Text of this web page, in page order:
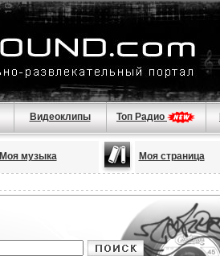
Видеоклипы Топ Радио
Моя музыка Моя страница